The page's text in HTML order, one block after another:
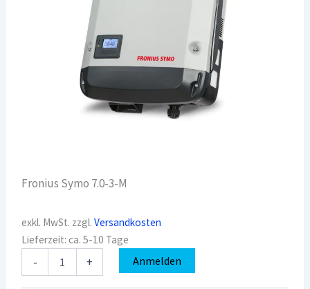
Fronius Symo 7.0-3-M
exkl. MwSt. zzgl.Versandkosten
Lieferzeit:ca. 5-10 Tage
-
Symo
+ Anmelden